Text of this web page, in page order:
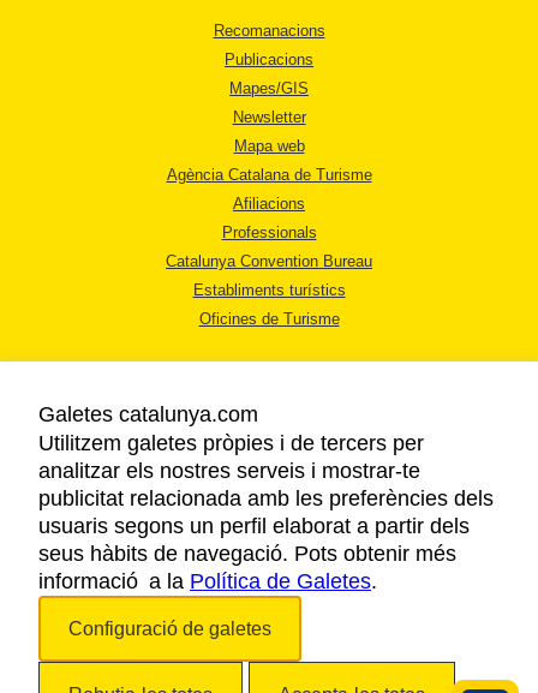
Recomanacions
Publicacions
Mapes/GIS
Newsletter
Mapa web
Agència Catalana de Turisme
Afiliacions
Professionals
Catalunya Convention Bureau
Establiments turístics
Oficines de Turisme
AVÍS LEGAL
POLÍTICA DE PRIVACITAT
COOKIES
ACCESSIBILITAT
Galetes catalunya.com
Utilitzem galetes pròpies i de tercers per
analitzar els nostres serveis i mostrar-te
publicitat relacionada amb les preferències dels
usuaris segons un perfil elaborat a partir dels
seus hàbits de navegació. Pots obtenir més
informació a la Política de Galetes.
Configuració de galetes